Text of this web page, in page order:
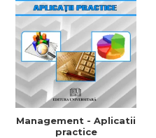
Management - Aplicatii
practice